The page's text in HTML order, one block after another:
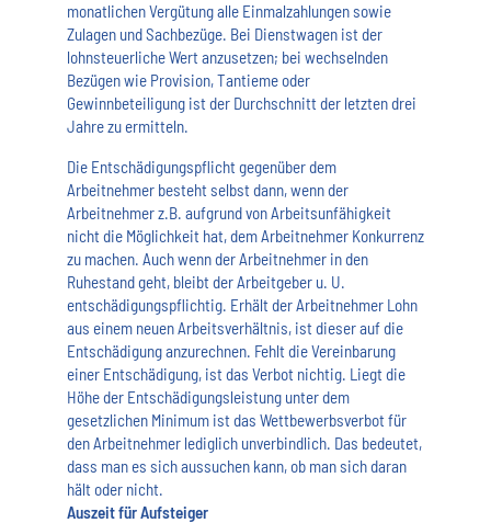
monatlichen Vergütung alle Einmalzahlungen sowie
Zulagen und Sachbezüge. Bei Dienstwagen ist der
lohnsteuerliche Wert anzusetzen; bei wechselnden
Bezügen wie Provision, Tantieme oder
Gewinnbeteiligung ist der Durchschnitt der letzten drei
Jahre zu ermitteln.
Die Entschädigungspflicht gegenüber dem
Arbeitnehmer besteht selbst dann, wenn der
Arbeitnehmer z.B. aufgrund von Arbeitsunfähigkeit
nicht die Möglichkeit hat, dem Arbeitnehmer Konkurrenz
zu machen. Auch wenn der Arbeitnehmer in den
Ruhestand geht, bleibt der Arbeitgeber u. U.
entschädigungspflichtig. Erhält der Arbeitnehmer Lohn
aus einem neuen Arbeitsverhältnis, ist dieser auf die
Entschädigung anzurechnen. Fehlt die Vereinbarung
einer Entschädigung, ist das Verbot nichtig. Liegt die
Höhe der Entschädigungsleistung unter dem
gesetzlichen Minimum ist das Wettbewerbsverbot für
den Arbeitnehmer lediglich unverbindlich. Das bedeutet,
dass man es sich aussuchen kann, ob man sich daran
hält oder nicht.
Auszeit für Aufsteiger